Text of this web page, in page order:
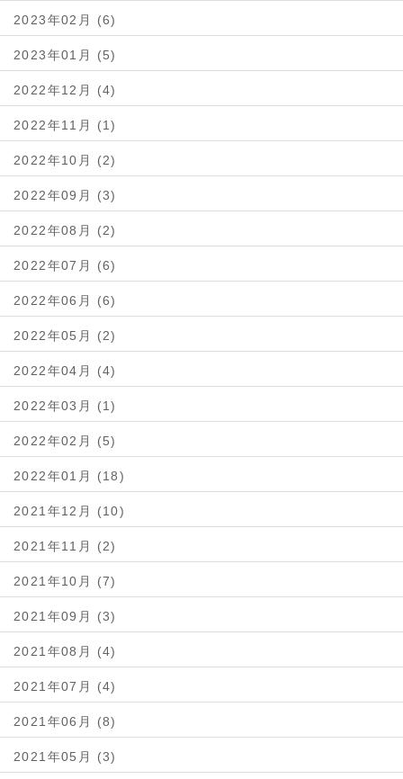
2023年02月 (6)
2023年01月 (5)
2022年12月 (4)
2022年11月 (1)
2022年10月 (2)
2022年09月 (3)
2022年08月 (2)
2022年07月 (6)
2022年06月 (6)
2022年05月 (2)
2022年04月 (4)
2022年03月 (1)
2022年02月 (5)
2022年01月 (18)
2021年12月 (10)
2021年11月 (2)
2021年10月 (7)
2021年09月 (3)
2021年08月 (4)
2021年07月 (4)
2021年06月 (8)
2021年05月 (3)